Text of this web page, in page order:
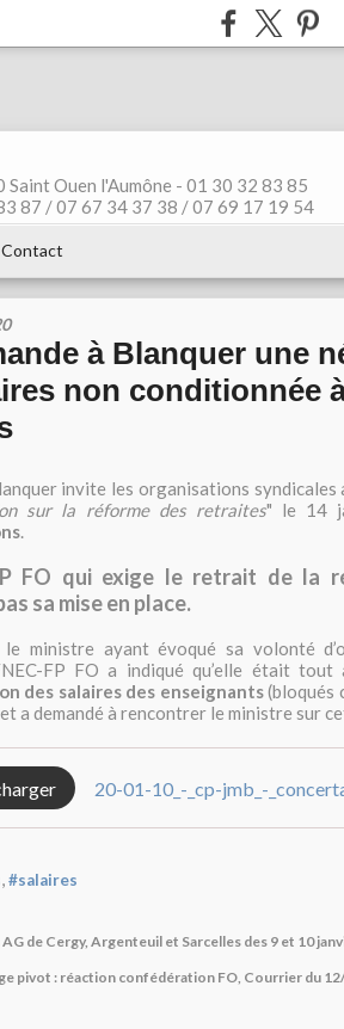
Ouen l'Aumône - 01 30 32 83 85
87 / 07 67 34 37 38 / 07 69 17 19 54
Contact
à Blanquer une
non conditionnée
invite les organisations syndicales
sur la réforme des retraites" le 14
.
FO qui exige le retrait de la
sa mise en place.
ministre ayant évoqué sa volonté
FP FO a indiqué qu’elle était
des salaires des enseignants(bloqués
a demandé à rencontrer le ministre sur
,#salaires
de Cergy, Argenteuil et Sarcelles des 9 et 10
pivot : réaction confédération FO, Courrier du 12/